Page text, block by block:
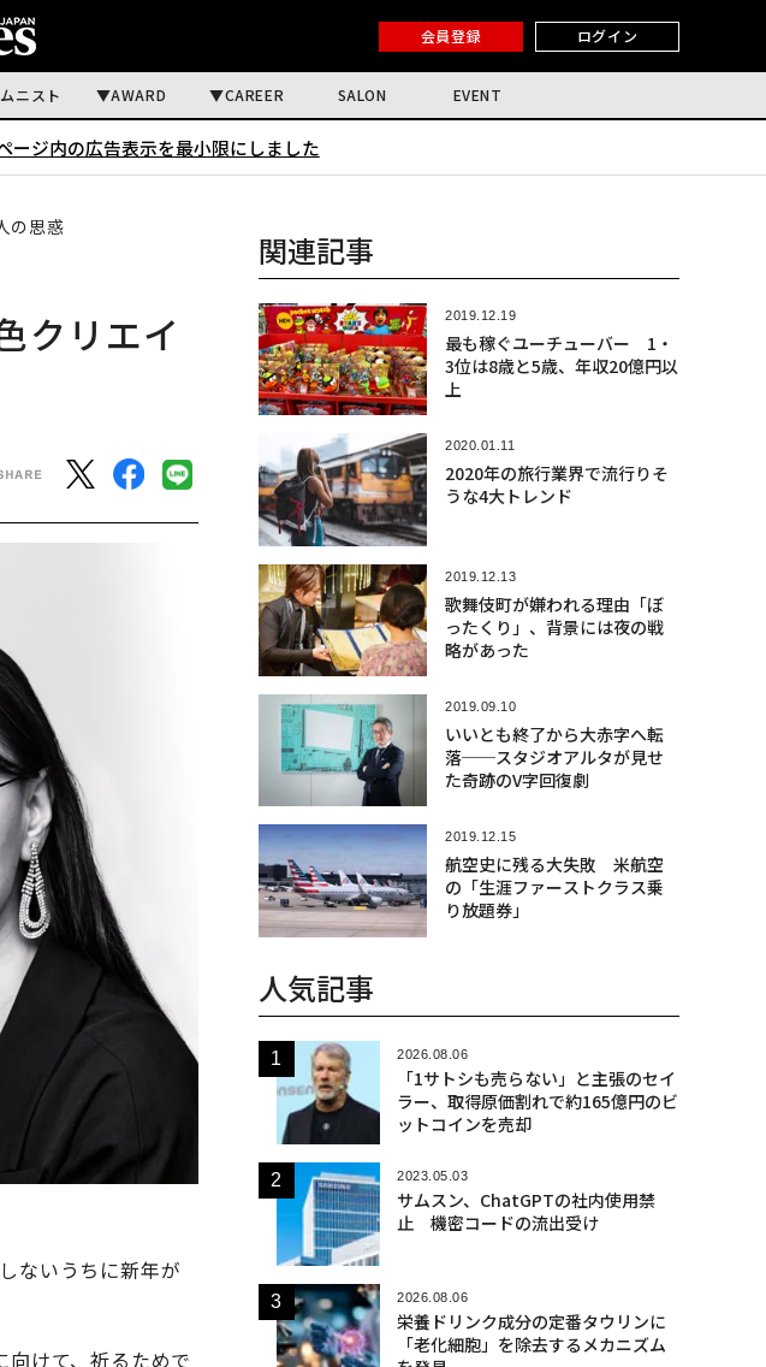
会員登録 ログイン
ニスト AWARD CAREER SALON EVENT
ージ内の広告表示を最小限にしました
の思惑
クリエイ
ないうちに新年が
けて、祈るためで
関連記事
2019.12.19
最も稼ぐユーチューバー 1・
3位は8歳と5歳、年収20億円以
上
2020.01.11
2020年の旅行業界で流行りそ
うな4大トレンド
2019.12.13
歌舞伎町が嫌われる理由「ぼ
ったくり」、背景には夜の戦
略があった
2019.09.10
いいとも終了から大赤字へ転
落──スタジオアルタが見せ
た奇跡のV字回復劇
2019.12.15
航空史に残る大失敗 米航空
の「生涯ファーストクラス乗
り放題券」
人気記事
2026.08.06
「1サトシも売らない」と主張のセイ
ラー、取得原価割れで約165億円のビ
ットコインを売却
2023.05.03
サムスン、ChatGPTの社内使用禁
止 機密コードの流出受け
2026.08.06
栄養ドリンク成分の定番タウリンに
「老化細胞」を除去するメカニズム